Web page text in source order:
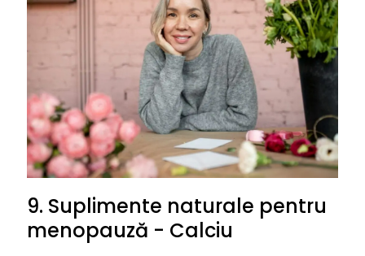
9. Suplimente naturale pentru
menopauză - Calciu